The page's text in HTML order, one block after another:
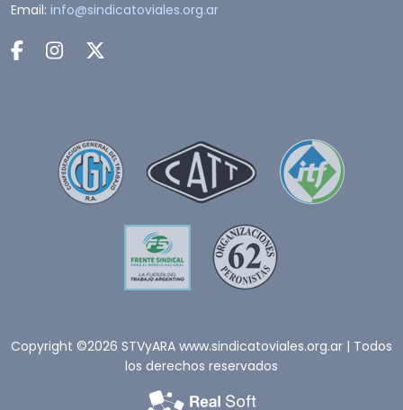
Email: info@sindicatoviales.org.ar
Copyright ©2026 STVyARA www.sindicatoviales.org.ar | Todos
los derechos reservados